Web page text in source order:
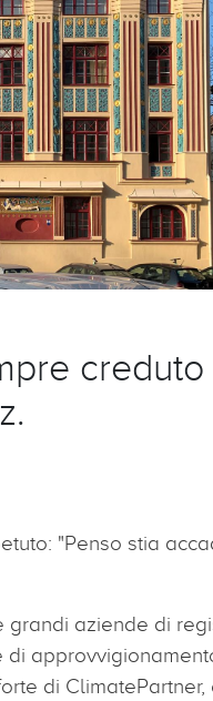
"Penso stia
grandi aziende di
di
di